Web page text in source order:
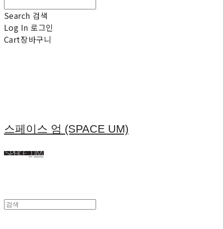
Search 검색
Log In 로그인
Cart장바구니
스페이스 엄 (SPACE UM)